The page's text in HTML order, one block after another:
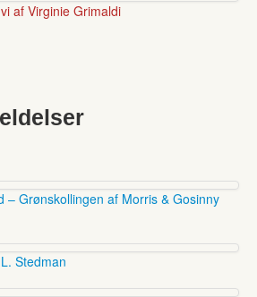
af Virginie Grimaldi
– Grønskollingen af Morris & Gosinny
Stedman